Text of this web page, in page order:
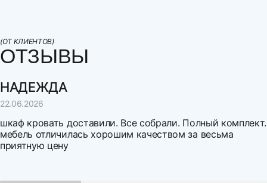
направление
г. Казань
г. Самара
900 км.
(ОТ КЛИЕНТОВ)
ОТЗЫВЫ
НАДЕЖДА
22.06.2026
шкаф кровать доставили. Все собрали. Полный комплект.
мебель отличилась хорошим качеством за весьма
приятную цену